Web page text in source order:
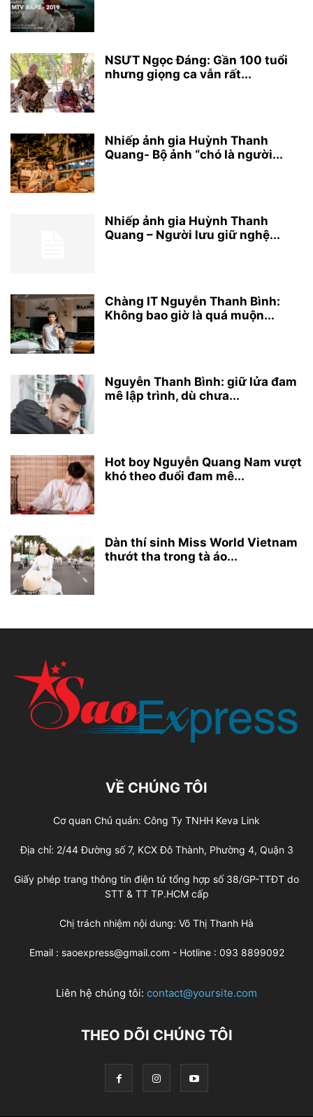
NSƯT Ngọc Đáng: Gần 100 tuổi
nhưng giọng ca vẫn rất...
Nhiếp ảnh gia Huỳnh Thanh
Quang- Bộ ảnh “chó là người...
Nhiếp ảnh gia Huỳnh Thanh
Quang – Người lưu giữ nghệ...
Chàng IT Nguyễn Thanh Bình:
Không bao giờ là quá muộn...
Nguyễn Thanh Bình: giữ lửa đam
mê lập trình, dù chưa...
Hot boy Nguyễn Quang Nam vượt
khó theo đuổi đam mê...
Dàn thí sinh Miss World Vietnam
thướt tha trong tà áo...
VỀ CHÚNG TÔI
Cơ quan Chủ quản: Công Ty TNHH Keva Link
Địa chỉ: 2/44 Đường số 7, KCX Đô Thành, Phường 4, Quận 3
Giấy phép trang thông tin điện tử tổng hợp số 38/GP-TTĐT do
STT & TT TP.HCM cấp
Chị trách nhiệm nội dung: Võ Thị Thanh Hà
Email : saoexpress@gmail.com - Hotline : 093 8899092
Liên hệ chúng tôi: contact@yoursite.com
THEO DÕI CHÚNG TÔI